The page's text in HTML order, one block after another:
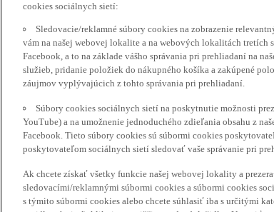
cookies sociálnych sietí:
Sledovacie/reklamné súbory cookies na zobrazenie
vám na našej webovej lokalite a na webových lokalitách
Facebook, a to na základe vášho správania pri prehliadaní na
služieb, pridanie položiek do nákupného košíka a zakúpené
záujmov vyplývajúcich z tohto správania pri prehliadaní.
Súbory cookies sociálnych sietí na poskytnutie možnosti
YouTube) a na umožnenie jednoduchého zdieľania obsahu z
Facebook. Tieto súbory cookies sú súbormi cookies
poskytovateľom sociálnych sietí sledovať vaše správanie pri
Ak chcete získať všetky funkcie našej webovej lokality a
sledovacími/reklamnými súbormi cookies a súbormi cookies
s týmito súbormi cookies alebo chcete súhlasiť iba s určitými